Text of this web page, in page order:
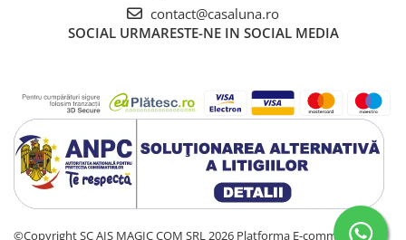
contact@casaluna.ro
SOCIAL URMARESTE-NE IN SOCIAL MEDIA
©Copyright SC AIS MAGIC COM SRL 2026 Platforma E-commerce by